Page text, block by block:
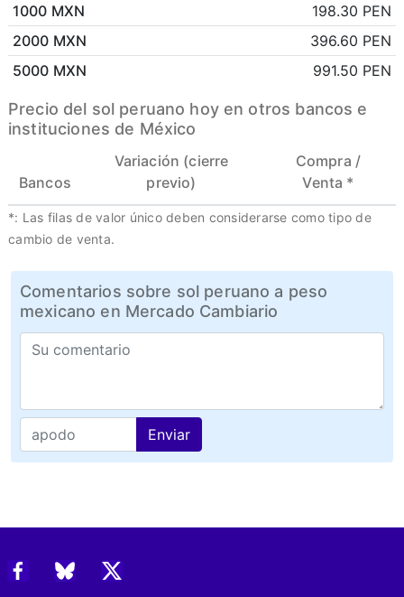
1000 MXN
198.30 PEN
2000 MXN
396.60 PEN
5000 MXN
991.50 PEN
Precio del sol peruano hoy en otros bancos e
instituciones de México
Bancos
Variación (cierre
previo)
Compra /
Venta *
*: Las filas de valor único deben considerarse como tipo de
cambio de venta.
Comentarios sobre sol peruano a peso
mexicano en Mercado Cambiario
Enviar